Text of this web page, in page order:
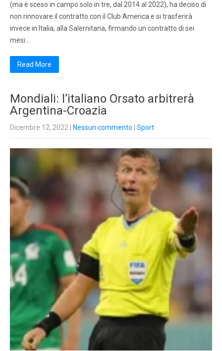
(ma è sceso in campo solo in tre, dal 2014 al 2022), ha deciso di
non rinnovare il contratto con il Club America e si trasferirà
invece in Italia, alla Salernitana, firmando un contratto di sei
mesi…
Read More
Mondiali: l’italiano Orsato arbitrerà
Argentina-Croazia
Dicembre 12, 2022 Nessun commento Sport